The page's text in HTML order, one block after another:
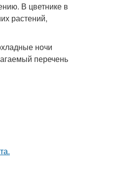
В цветнике в
растений,
ночи
перечень